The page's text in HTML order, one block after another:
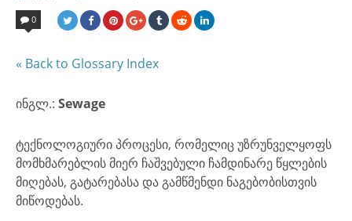
BY
IN
0
« Back to Glossary Index
ინგლ.: Sewage
ტექნოლოგიური პროცესი, რომელიც უზრუნველყოფს
მომხმარებლის მიერ ჩაშვებული ჩამდინარე წყლების
მიღებას, გატარებასა და გამწმენდი ნაგებობისთვის
მიწოდებას.